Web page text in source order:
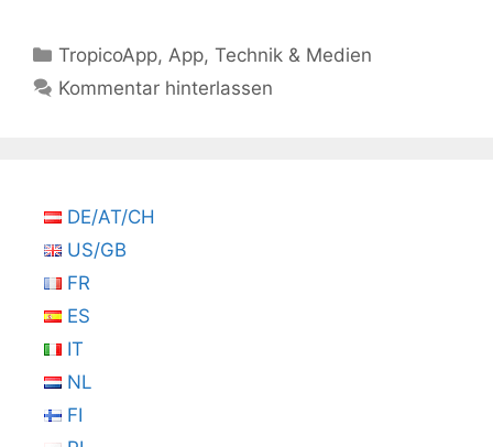
Kategorien
TropicoApp,App,Technik & Medien
Kommentar hinterlassen
DE/AT/CH
US/GB
FR
ES
IT
NL
FI